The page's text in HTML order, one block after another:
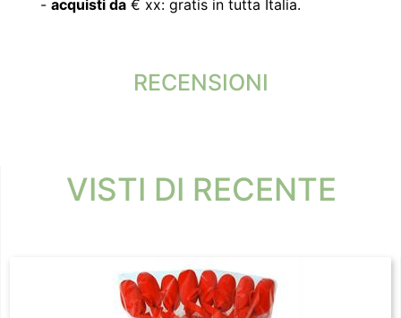
- acquisti da € xx: gratis in tutta Italia.
RECENSIONI
VISTI DI RECENTE